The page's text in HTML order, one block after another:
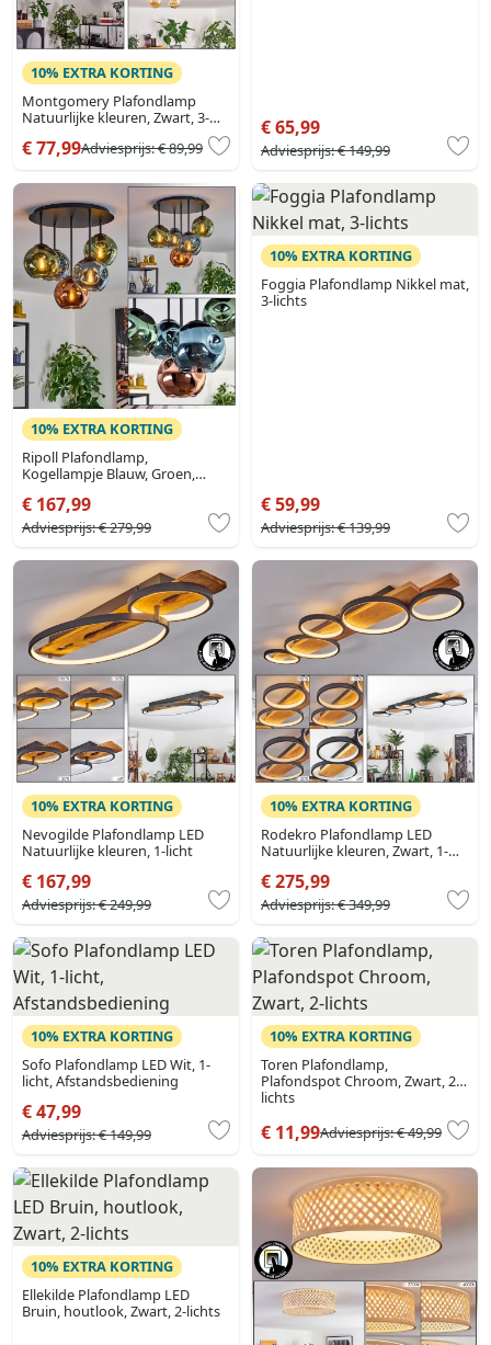
10% EXTRA KORTING
Montgomery Plafondlamp
Natuurlijke kleuren, Zwart, 3-
€ 77,99Adviesprijs:€ 89,99
€ 65,99
Adviesprijs:€ 149,99
10% EXTRA KORTING
Ripoll Plafondlamp,
Kogellampje Blauw, Groen,
€ 167,99
Adviesprijs:€ 279,99
10% EXTRA KORTING
Foggia Plafondlamp Nikkel mat,
3-lichts
€ 59,99
Adviesprijs:€ 139,99
10% EXTRA KORTING
Nevogilde Plafondlamp LED
Natuurlijke kleuren, 1-licht
€ 167,99
Adviesprijs:€ 249,99
10% EXTRA KORTING
Rodekro Plafondlamp LED
Natuurlijke kleuren, Zwart, 1-
€ 275,99
Adviesprijs:€ 349,99
10% EXTRA KORTING
Sofo Plafondlamp LED Wit, 1-
licht, Afstandsbediening
€ 47,99
Adviesprijs:€ 149,99
10% EXTRA KORTING
Toren Plafondlamp,
Plafondspot Chroom, Zwart, 2-
lichts
€ 11,99Adviesprijs:€ 49,99
10% EXTRA KORTING
Ellekilde Plafondlamp LED
Bruin, houtlook, Zwart, 2-lichts